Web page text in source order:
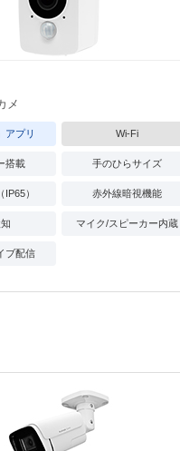
メ
アプリ Wi-Fi
搭載 手のひらサイズ
） 赤外線暗視機能
マイク/スピーカー内蔵
ブ配信